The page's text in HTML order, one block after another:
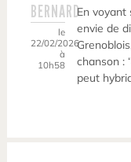
BERNARD
le
22/02/2026
à
10h58
En voyant
envie de
chanson :
peut